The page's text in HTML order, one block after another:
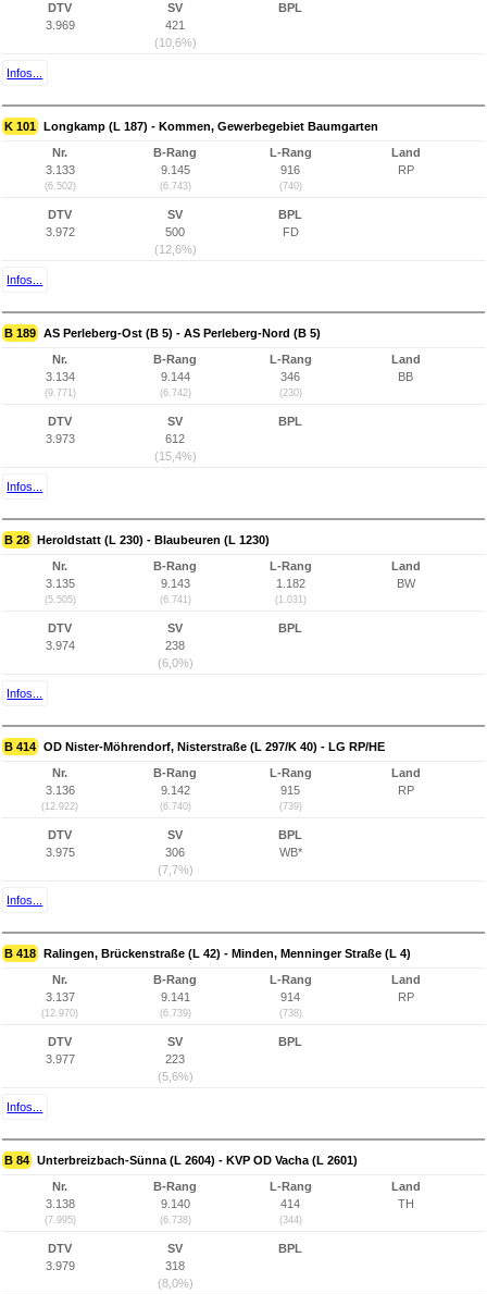
DTV
3.969
SV
421
(10,6%)
BPL
Infos...
K 101 Longkamp (L 187) - Kommen, Gewerbegebiet Baumgarten
Nr.
3.133
(6.502)
B-Rang
9.145
(6.743)
L-Rang
916
(740)
Land
RP
DTV
3.972
SV
500
(12,6%)
BPL
FD
Infos...
B 189 AS Perleberg-Ost (B 5) - AS Perleberg-Nord (B 5)
Nr.
3.134
(9.771)
B-Rang
9.144
(6.742)
L-Rang
346
(230)
Land
BB
DTV
3.973
SV
612
(15,4%)
BPL
Infos...
B 28 Heroldstatt (L 230) - Blaubeuren (L 1230)
Nr.
3.135
(5.505)
B-Rang
9.143
(6.741)
L-Rang
1.182
(1.031)
Land
BW
DTV
3.974
SV
238
(6,0%)
BPL
Infos...
B 414 OD Nister-Möhrendorf, Nisterstraße (L 297/K 40) - LG RP/HE
Nr.
3.136
(12.922)
B-Rang
9.142
(6.740)
L-Rang
915
(739)
Land
RP
DTV
3.975
SV
306
(7,7%)
BPL
WB*
Infos...
B 418 Ralingen, Brückenstraße (L 42) - Minden, Menninger Straße (L 4)
Nr.
3.137
(12.970)
B-Rang
9.141
(6.739)
L-Rang
914
(738)
Land
RP
DTV
3.977
SV
223
(5,6%)
BPL
Infos...
B 84 Unterbreizbach-Sünna (L 2604) - KVP OD Vacha (L 2601)
Nr.
3.138
(7.995)
B-Rang
9.140
(6.738)
L-Rang
414
(344)
Land
TH
DTV
3.979
SV
318
(8,0%)
BPL